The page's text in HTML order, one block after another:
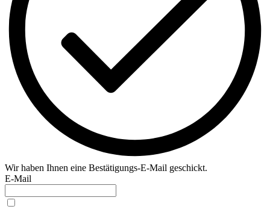
Wir haben Ihnen eine Bestätigungs-E-Mail geschickt.
E-Mail